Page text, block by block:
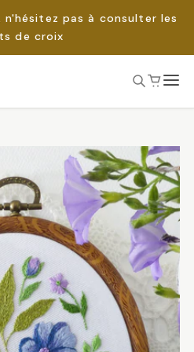
pas à consulter les
de croix